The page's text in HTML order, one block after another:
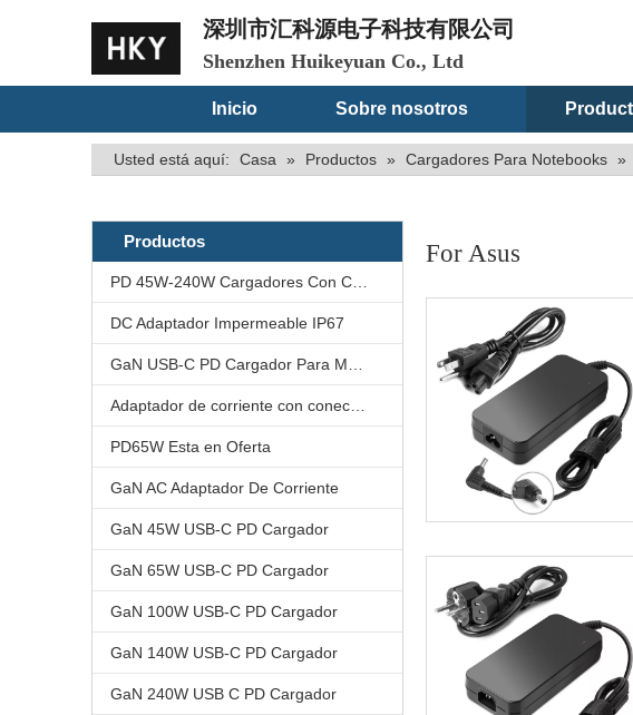
深圳市汇科源电子科技有限公司
Shenzhen Huikeyuan Co., Ltd
Inicio Sobre nosotros
Usted está aquí: Casa » Productos » Cargadores Para Notebooks »
Productos
DC Adaptador Impermeable IP67
PD65W Esta en Oferta
GaN AC Adaptador De Corriente
GaN 45W USB-C PD Cargador
GaN 65W USB-C PD Cargador
GaN 100W USB-C PD Cargador
GaN 140W USB-C PD Cargador
GaN 240W USB C PD Cargador
For Asus